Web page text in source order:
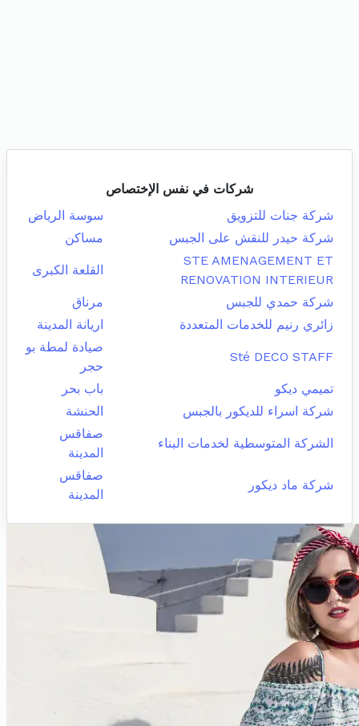
شركات في نفس الإختصاص
شركة جنات للتزويق
سوسة الرياض
شركة حيدر للنقش على الجبس
مساكن
STE AMENAGEMENT ET
RENOVATION INTERIEUR
القلعة الكبرى
شركة حمدي للجبس
مرناق
زائري رنيم للخدمات المتعددة
اريانة المدينة
Sté DECO STAFF
صيادة لمطة بو
حجر
تميمي ديكو
باب بحر
شركة اسراء للديكور بالجبس
الحنشة
الشركة المتوسطية لخدمات البناء
صفاقس
المدينة
شركة ماد ديكور
صفاقس
المدينة